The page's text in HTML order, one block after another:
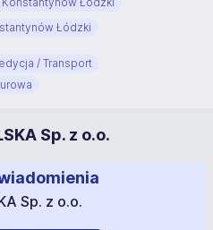
Łódzki
/ Transport
Sp. z o.o.
Sp. z o.o.